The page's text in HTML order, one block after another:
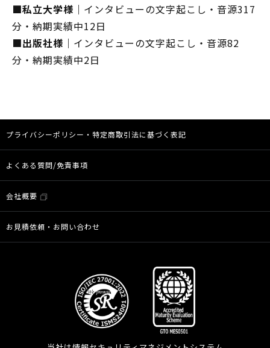
■私立大学様 ｜ インタビューの文字起こし・音源317
分・納期実績中12日
■出版社様 ｜ インタビューの文字起こし・音源82
分・納期実績中2日
プライバシーポリシー・特定商取引法に基づく表記
よくある質問/免責事項
会社概要
お見積依頼・お問い合わせ